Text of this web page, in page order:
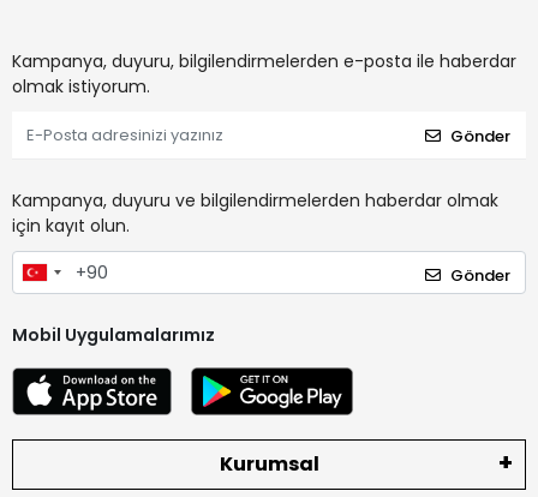
Kampanya, duyuru, bilgilendirmelerden e-posta ile haberdar
olmak istiyorum.
Gönder
Kampanya, duyuru ve bilgilendirmelerden haberdar olmak
için kayıt olun.
Gönder
Mobil Uygulamalarımız
Kurumsal